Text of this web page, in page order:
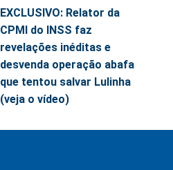
EXCLUSIVO: Relator da
CPMI do INSS faz
revelações inéditas e
desvenda operação abafa
que tentou salvar Lulinha
(veja o vídeo)